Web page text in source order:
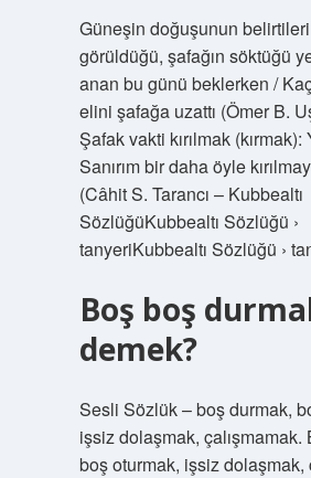
Güneşin doğuşunun
görüldüğü, şafağın söktüğü
anan bu günü beklerken /
elini şafağa uzattı (Ömer B.
Şafak vakti kırılmak (kırmak):
Sanırım bir daha öyle
(Câhit S. Tarancı – Kubbealtı
SözlüğüKubbealtı Sözlüğü ›
tanyeriKubbealtı Sözlüğü ›
Boş boş
demek?
Sesli Sözlük – boş durmak,
işsiz dolaşmak, çalışmamak.
boş oturmak, işsiz dolaşmak,